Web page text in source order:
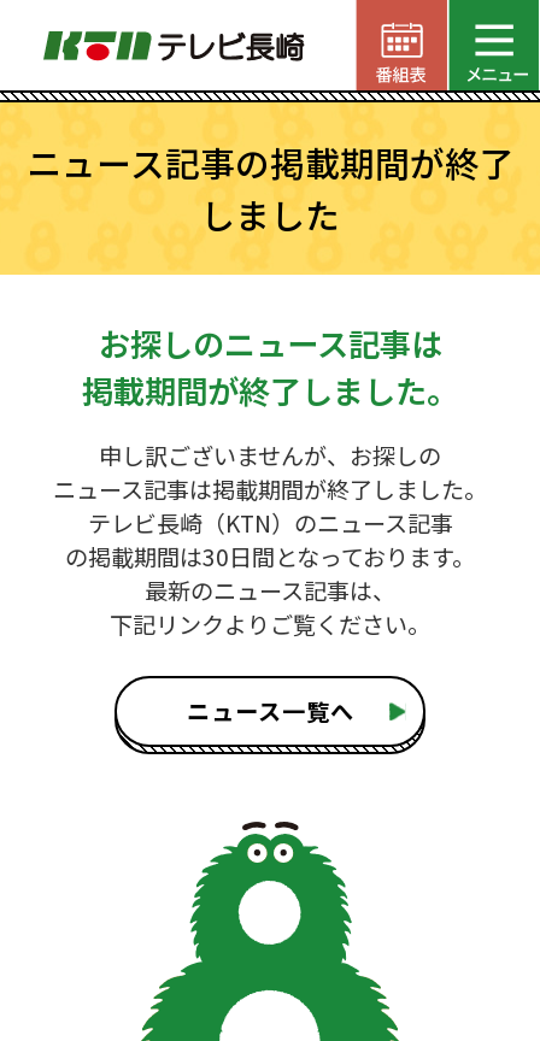
ニュース記事の掲載期間が終了
しました
お探しのニュース記事は
掲載期間が終了しました。
申し訳ございませんが、お探しの
ニュース記事は掲載期間が終了しました。
テレビ長崎（KTN）のニュース記事
の掲載期間は30日間となっております。
最新のニュース記事は、
下記リンクよりご覧ください。
ニュース一覧へ